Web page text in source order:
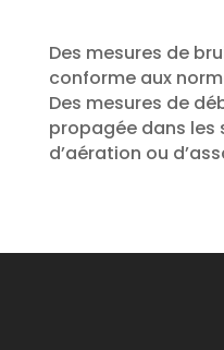
Des mesures de
conforme aux
Des mesures de
propagée dans les
d’aération ou